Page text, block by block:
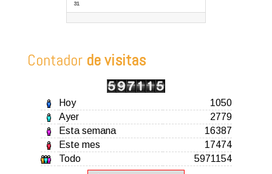
31
Contador de visitas
Hoy
1050
Ayer
2779
Esta semana
16387
Este mes
17474
Todo
5971154